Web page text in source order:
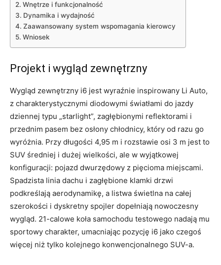
Wnętrze i funkcjonalność
Dynamika i wydajność
Zaawansowany system wspomagania kierowcy
Wniosek
Projekt i wygląd zewnętrzny
Wygląd zewnętrzny i6 jest wyraźnie inspirowany Li Auto,
z charakterystycznymi diodowymi światłami do jazdy
dziennej typu „starlight”, zagłębionymi reflektorami i
przednim pasem bez osłony chłodnicy, który od razu go
wyróżnia. Przy długości 4,95 m i rozstawie osi 3 m jest to
SUV średniej i dużej wielkości, ale w wyjątkowej
konfiguracji: pojazd dwurzędowy z pięcioma miejscami.
Spadzista linia dachu i zagłębione klamki drzwi
podkreślają aerodynamikę, a listwa świetlna na całej
szerokości i dyskretny spojler dopełniają nowoczesny
wygląd. 21-calowe koła samochodu testowego nadają mu
sportowy charakter, umacniając pozycję i6 jako czegoś
więcej niż tylko kolejnego konwencjonalnego SUV-a.